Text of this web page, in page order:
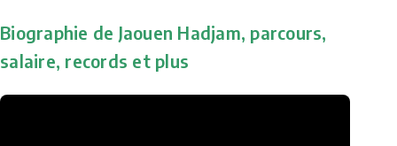
Biographie de Jaouen Hadjam, parcours,
salaire, records et plus